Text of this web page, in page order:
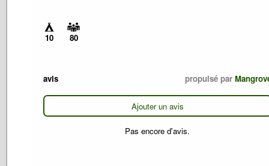
10 80
avis propulsé par
Ajouter un avis
Pas encore d'avis.